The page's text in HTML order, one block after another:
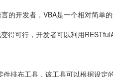
开发者，VBA是一个相对简单
可行，开发者可以利用
排布工具，该工具可以根据设定